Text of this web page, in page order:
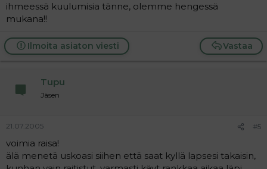
ihmeessä kuulumisia tänne, olemme hengessä
mukana!!
Vastaa
Ilmoita asiaton viesti
Tupu
Jäsen
21.07.2005 #5
voimia raisa!
älä menetä uskoasi siihen että saat kyllä lapsesi takaisin,